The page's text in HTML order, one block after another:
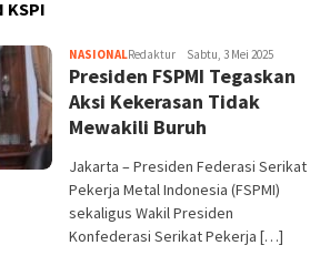
KSPI
NASIONALRedaktur Sabtu, 3 Mei 2025
Presiden FSPMI Tegaskan
Aksi Kekerasan Tidak
Mewakili Buruh
Jakarta – Presiden Federasi Serikat
Pekerja Metal Indonesia (FSPMI)
sekaligus Wakil Presiden
Konfederasi Serikat Pekerja […]